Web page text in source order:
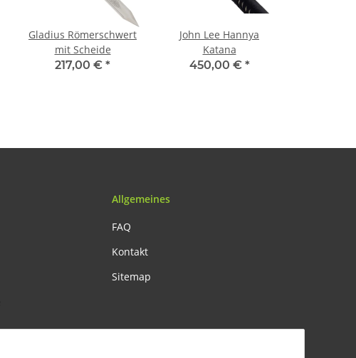
Gladius Römerschwert
mit Scheide
217,00 € *
John Lee Hannya
Katana
450,00 € *
Allgemeines
FAQ
Kontakt
Sitemap